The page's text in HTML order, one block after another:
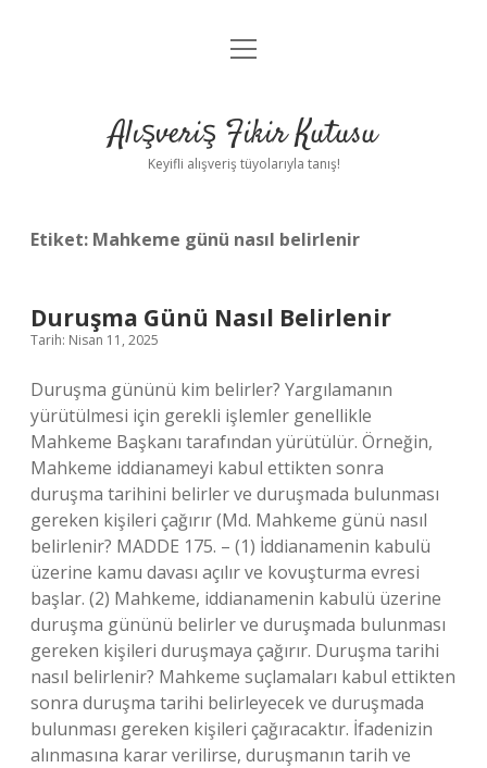
Anasayfa
Yasal Uyarı
menüyü
Alışveriş Fikir Kutusu
Keyifli alışveriş tüyolarıyla tanış!
Etiket: Mahkeme günü nasıl belirlenir
Duruşma Günü Nasıl Belirlenir
Tarih: Nisan 11, 2025
Duruşma gününü kim belirler? Yargılamanın
yürütülmesi için gerekli işlemler genellikle
Mahkeme Başkanı tarafından yürütülür. Örneğin,
Mahkeme iddianameyi kabul ettikten sonra
duruşma tarihini belirler ve duruşmada bulunması
gereken kişileri çağırır (Md. Mahkeme günü nasıl
belirlenir? MADDE 175. – (1) İddianamenin kabulü
üzerine kamu davası açılır ve kovuşturma evresi
başlar. (2) Mahkeme, iddianamenin kabulü üzerine
duruşma gününü belirler ve duruşmada bulunması
gereken kişileri duruşmaya çağırır. Duruşma tarihi
nasıl belirlenir? Mahkeme suçlamaları kabul ettikten
sonra duruşma tarihi belirleyecek ve duruşmada
bulunması gereken kişileri çağıracaktır. İfadenizin
alınmasına karar verilirse, duruşmanın tarih ve